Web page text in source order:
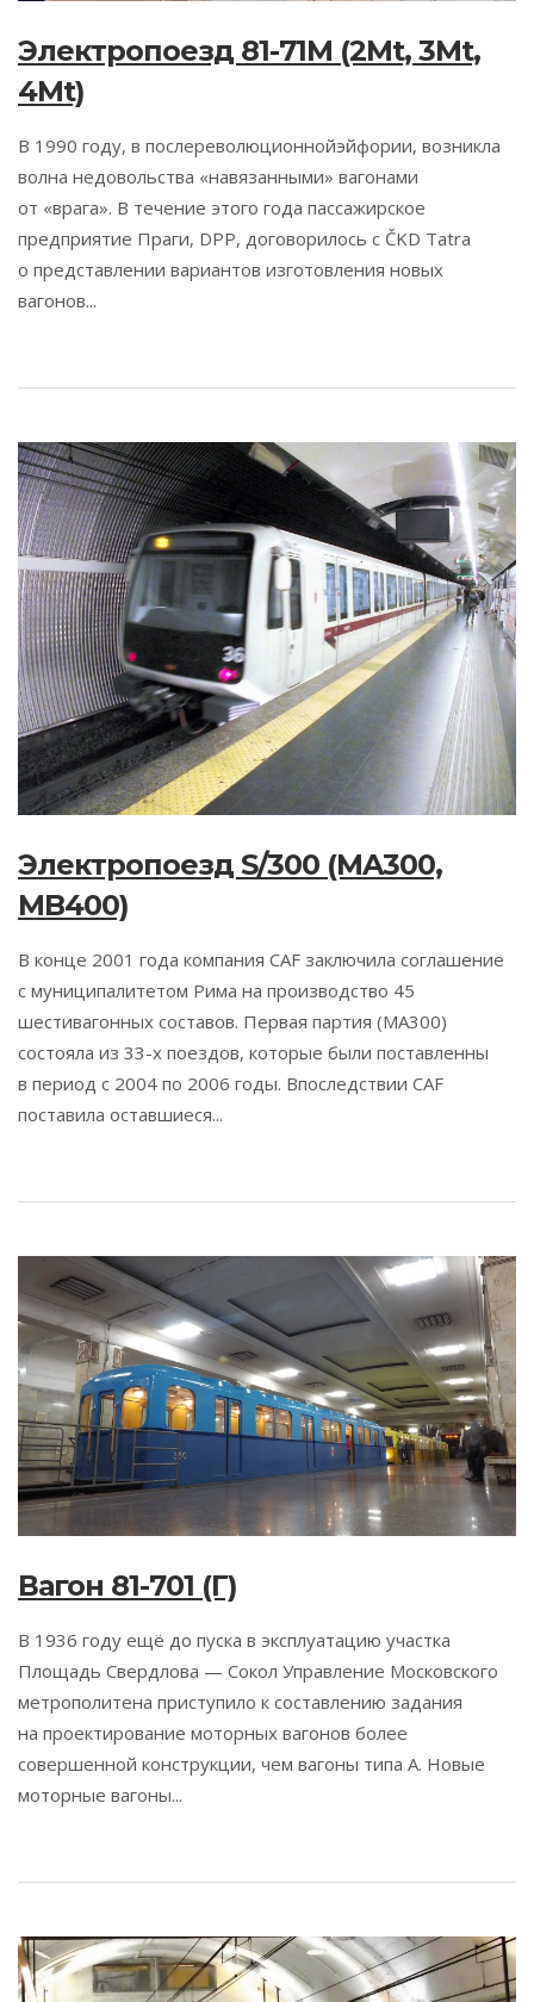
Электропоезд 81-71M (2Mt, 3Mt,
4Mt)
В 1990 году, в послереволюционнойэйфории, возникла
волна недовольства «навязанными» вагонами
от «врага». В течение этого года пассажирское
предприятие Праги, DPP, договорилось с ČKD Tatra
о представлении вариантов изготовления новых
вагонов...
Электропоезд S/300 (MA300,
MB400)
В конце 2001 года компания CAF заключила соглашение
с муниципалитетом Рима на производство 45
шестивагонных составов. Первая партия (MA300)
состояла из 33-х поездов, которые были поставленны
в период с 2004 по 2006 годы. Впоследствии CAF
поставила оставшиеся...
Вагон 81-701 (Г)
В 1936 году ещё до пуска в эксплуатацию участка
Площадь Свердлова — Сокол Управление Московского
метрополитена приступило к составлению задания
на проектирование моторных вагонов более
совершенной конструкции, чем вагоны типа А. Новые
моторные вагоны...